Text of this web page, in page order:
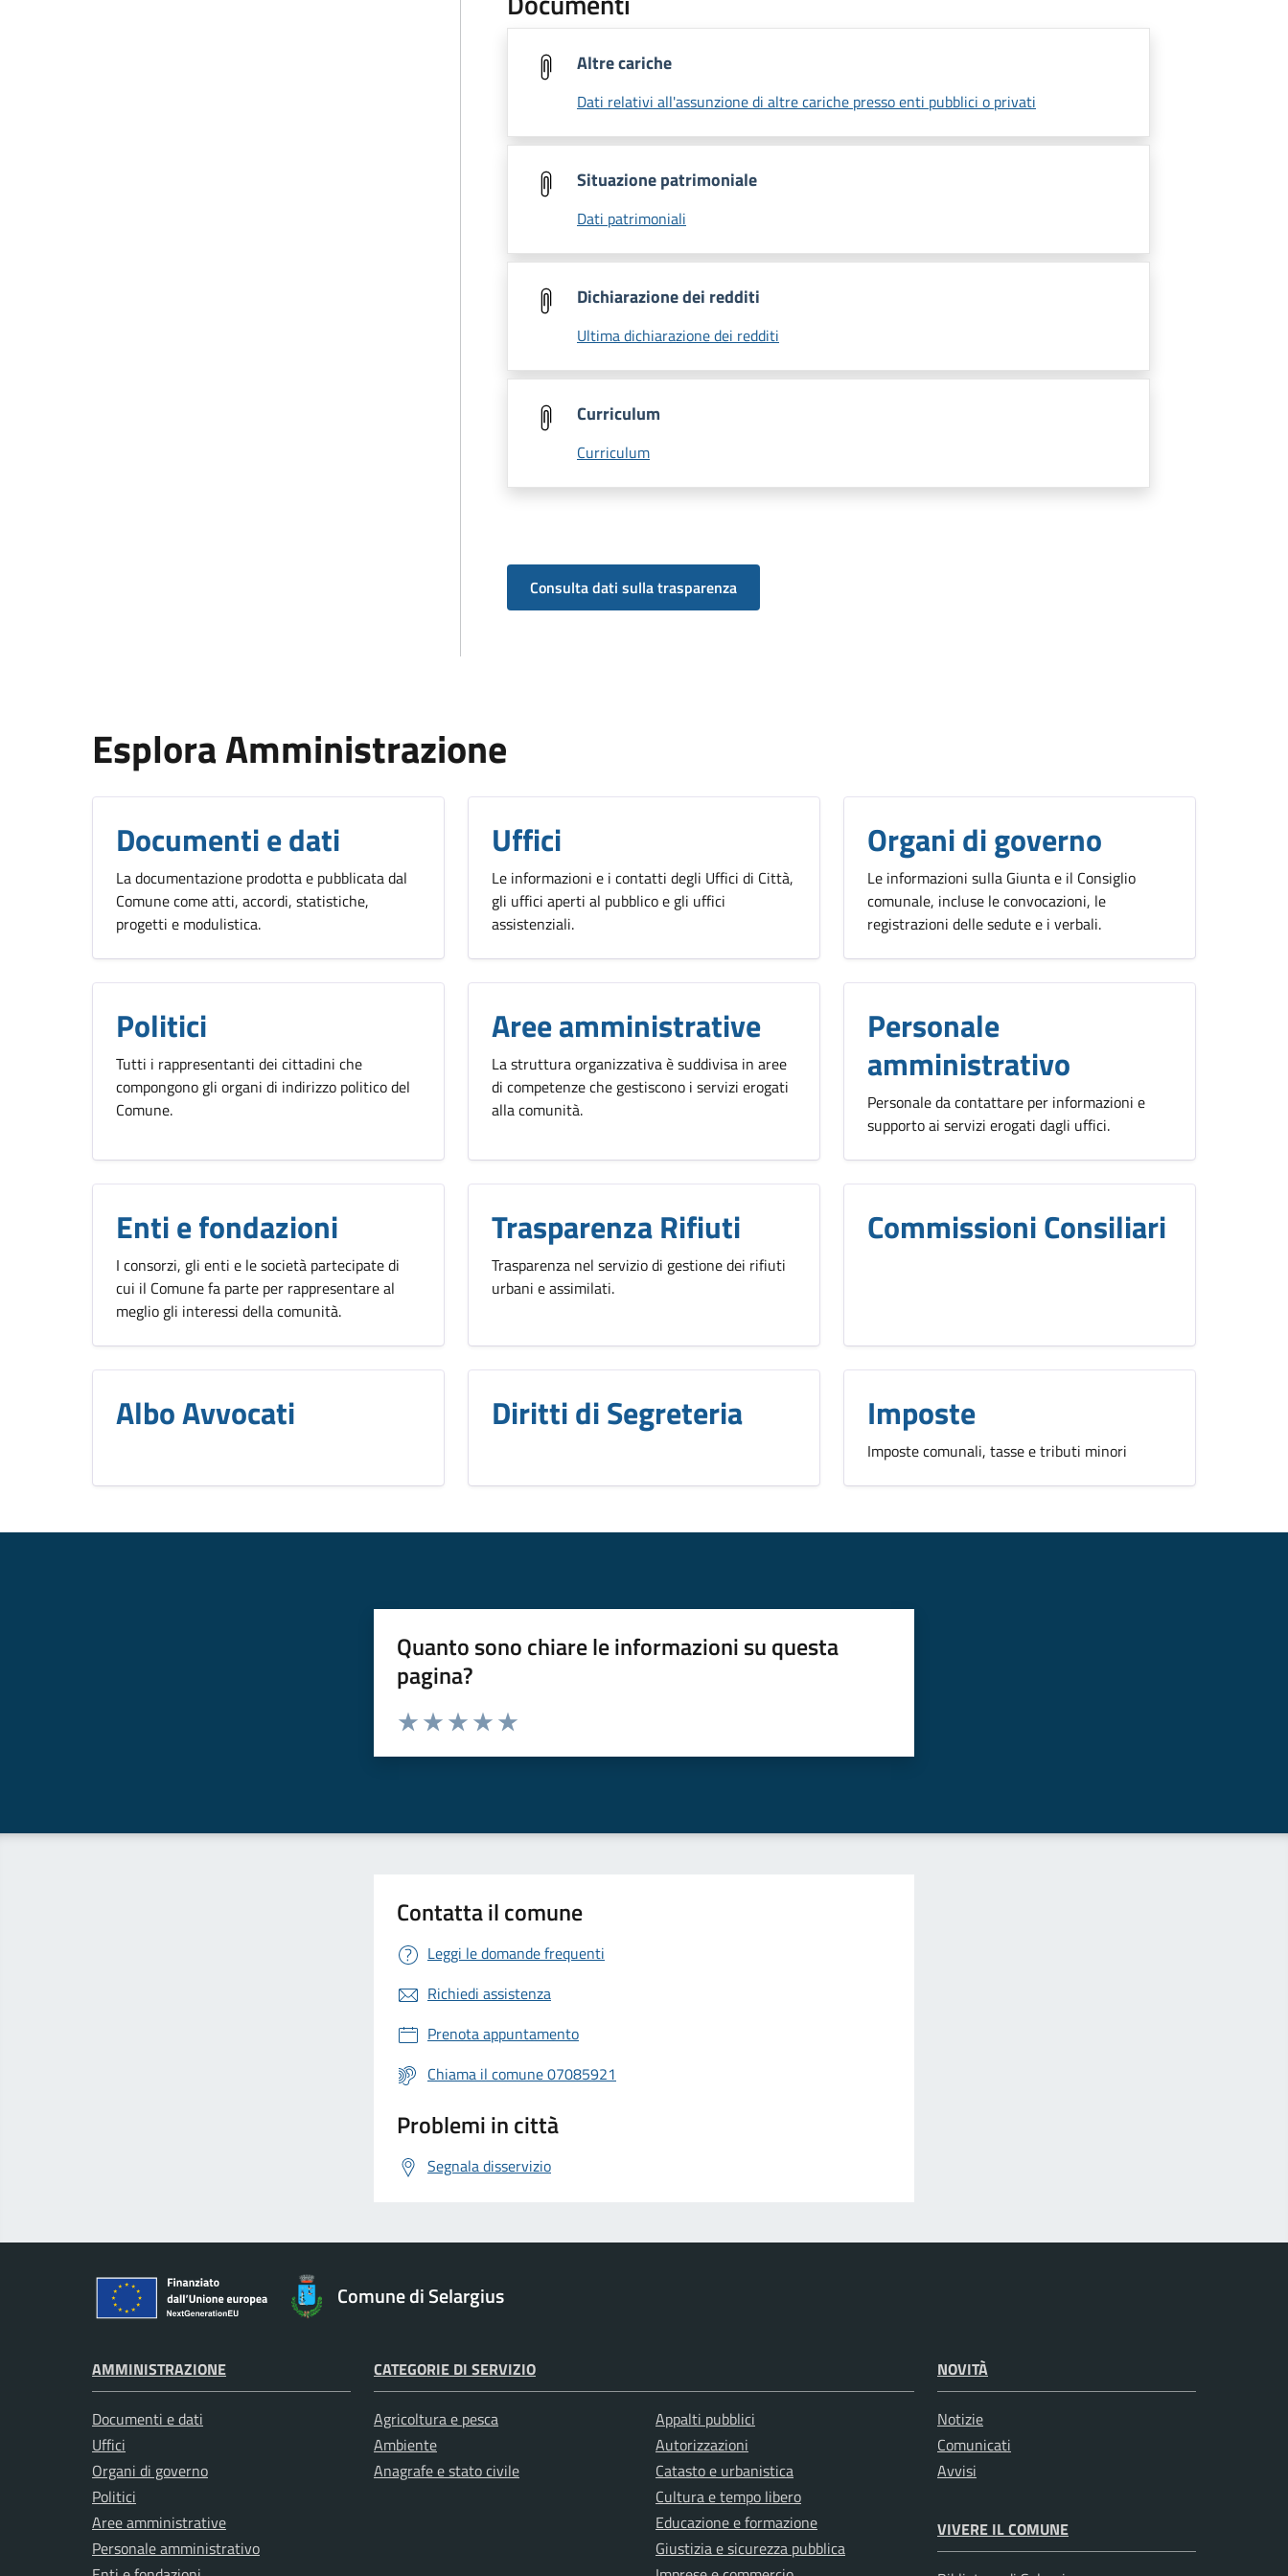
Altre cariche
Dati relativi all'assunzione di altre cariche presso enti pubblici o privati
Situazione patrimoniale
Dati patrimoniali
Dichiarazione dei redditi
Ultima dichiarazione dei redditi
Curriculum
Curriculum
Consulta dati sulla trasparenza
Esplora Amministrazione
Documenti e dati
La documentazione prodotta e pubblicata dal
Comune come atti, accordi, statistiche,
progetti e modulistica.
Uffici
Le informazioni e i contatti degli Uffici di Città,
gli uffici aperti al pubblico e gli uffici
assistenziali.
Organi di governo
Le informazioni sulla Giunta e il Consiglio
comunale, incluse le convocazioni, le
registrazioni delle sedute e i verbali.
Politici
Tutti i rappresentanti dei cittadini che
compongono gli organi di indirizzo politico del
Comune.
Aree amministrative
La struttura organizzativa è suddivisa in aree
di competenze che gestiscono i servizi erogati
alla comunità.
Personale
amministrativo
Personale da contattare per informazioni e
supporto ai servizi erogati dagli uffici.
Enti e fondazioni
I consorzi, gli enti e le società partecipate di
cui il Comune fa parte per rappresentare al
meglio gli interessi della comunità.
Trasparenza Rifiuti
Trasparenza nel servizio di gestione dei rifiuti
urbani e assimilati.
Commissioni Consiliari
Albo Avvocati Diritti di Segreteria Imposte
Imposte comunali, tasse e tributi minori
Quanto sono chiare le informazioni su questa
pagina?
Valuta da 1 a 5 stelle la pagina
Contatta il comune
Leggi le domande frequenti
Richiedi assistenza
Prenota appuntamento
Chiama il comune 07085921
Problemi in città
Segnala disservizio
Comune di Selargius
AMMINISTRAZIONE
Documenti e dati
Uffici
Organi di governo
Politici
Aree amministrative
Personale amministrativo
CATEGORIE DI SERVIZIO
Agricoltura e pesca
Ambiente
Anagrafe e stato civile
Appalti pubblici
Autorizzazioni
Catasto e urbanistica
Cultura e tempo libero
Educazione e formazione
Giustizia e sicurezza pubblica
NOVITÀ
Notizie
Comunicati
Avvisi
VIVERE IL COMUNE